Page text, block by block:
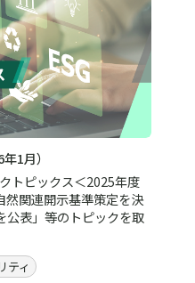
1月）
トピックス＜2025年度
然関連開示基準策定を決
公表」等のトピックを取
ティ